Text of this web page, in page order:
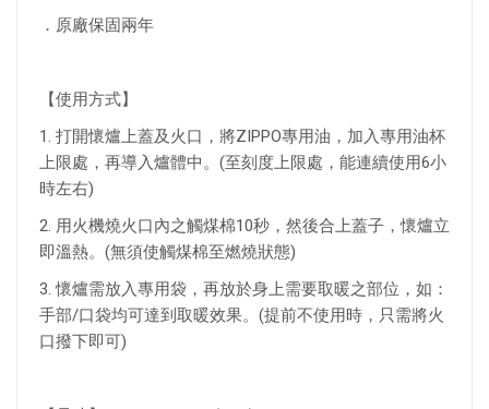
．原廠保固兩年
【使用方式】
1. 打開懷爐上蓋及火口，將ZIPPO專用油，加入專用油杯
上限處，再導入爐體中。(至刻度上限處，能連續使用6小
時左右)
2. 用火機燒火口內之觸煤棉10秒，然後合上蓋子，懷爐立
即溫熱。(無須使觸煤棉至燃燒狀態)
3. 懷爐需放入專用袋，再放於身上需要取暖之部位，如：
手部/口袋均可達到取暖效果。(提前不使用時，只需將火
口撥下即可)